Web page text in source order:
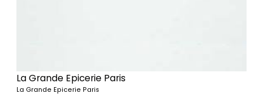
La Grande Epicerie Paris
La Grande Epicerie Paris